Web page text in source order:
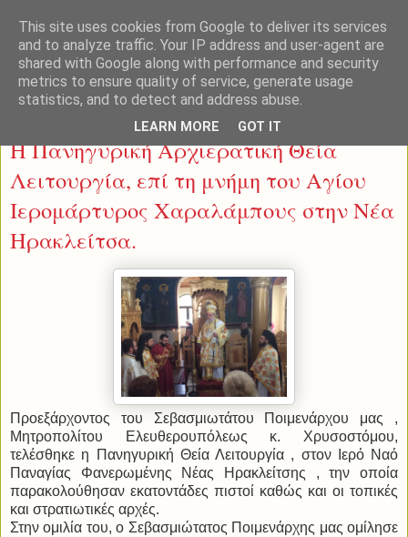
Δευτέρα 10 Φεβρουαρίου 2014
Η Πανηγυρική Αρχιερατική Θεία
Λειτουργία, επί τη μνήμη του Αγίου
Ιερομάρτυρος Χαραλάμπους στην Νέα
Ηρακλείτσα.
Προεξάρχοντος του Σεβασμιωτάτου Ποιμενάρχου μας ,
Μητροπολίτου Ελευθερουπόλεως κ. Χρυσοστόμου,
τελέσθηκε η Πανηγυρική Θεία Λειτουργία , στον Ιερό Ναό
Παναγίας Φανερωμένης Νέας Ηρακλείτσης , την οποία
παρακολούθησαν εκατοντάδες πιστοί καθώς και οι τοπικές
και στρατιωτικές αρχές.
Στην ομιλία του, ο Σεβασμιώτατος Ποιμενάρχης μας ομίλησε
This site uses cookies from Google to deliver its services
and to analyze traffic. Your IP address and user-agent are
shared with Google along with performance and security
metrics to ensure quality of service, generate usage
statistics, and to detect and address abuse.
LEARN MORE GOT IT